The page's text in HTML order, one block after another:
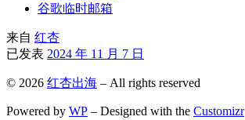
谷歌临时邮箱
来自 红杏
已发表 2024 年 11 月 7 日
© 2026 红杏出海 – All rights reserved
Powered by WP – Designed with the Customizr